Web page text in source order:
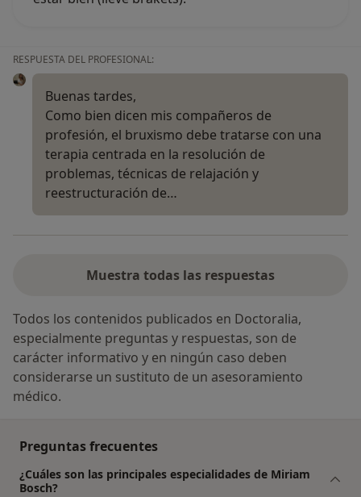
RESPUESTA DEL PROFESIONAL:
Buenas tardes,
Como bien dicen mis compañeros de
profesión, el bruxismo debe tratarse con una
terapia centrada en la resolución de
problemas, técnicas de relajación y
reestructuración de…
Muestra todas las respuestas
Todos los contenidos publicados en Doctoralia,
especialmente preguntas y respuestas, son de
carácter informativo y en ningún caso deben
considerarse un sustituto de un asesoramiento
médico.
Preguntas frecuentes
¿Cuáles son las principales especialidades de Miriam
Bosch?